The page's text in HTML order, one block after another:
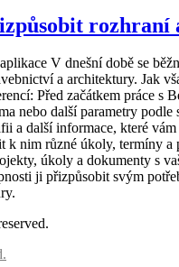
rozhraní
V dnešní době se
a architektury. Jak
Před začátkem práce
nebo další parametry
a další informace, které
nim různé úkoly, termíny
úkoly a dokumenty s
ji přizpůsobit svým